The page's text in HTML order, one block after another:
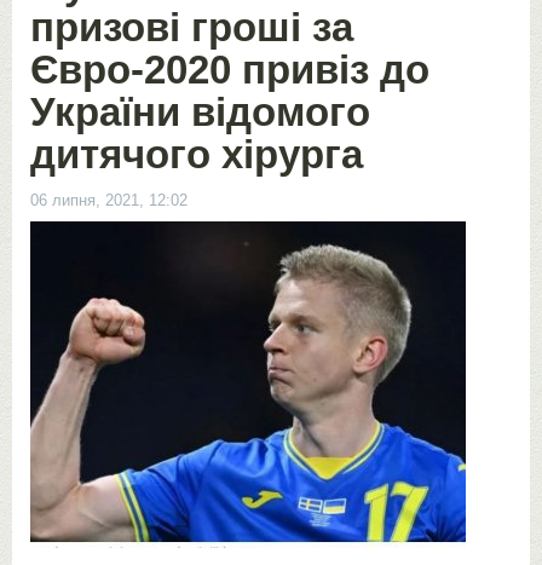
призові гроші за
Євро-2020 привіз до
України відомого
дитячого хірурга
06 липня, 2021, 12:02